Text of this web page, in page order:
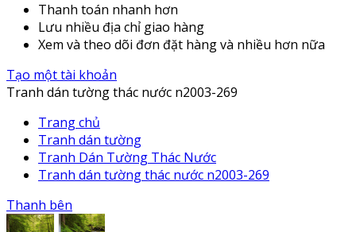
Thanh toán nhanh hơn
Lưu nhiều địa chỉ giao hàng
Xem và theo dõi đơn đặt hàng và nhiều hơn nữa
Tạo một tài khoản
Tranh dán tường thác nước n2003-269
Trang chủ
Tranh dán tường
Tranh Dán Tường Thác Nước
Tranh dán tường thác nước n2003-269
Thanh bên